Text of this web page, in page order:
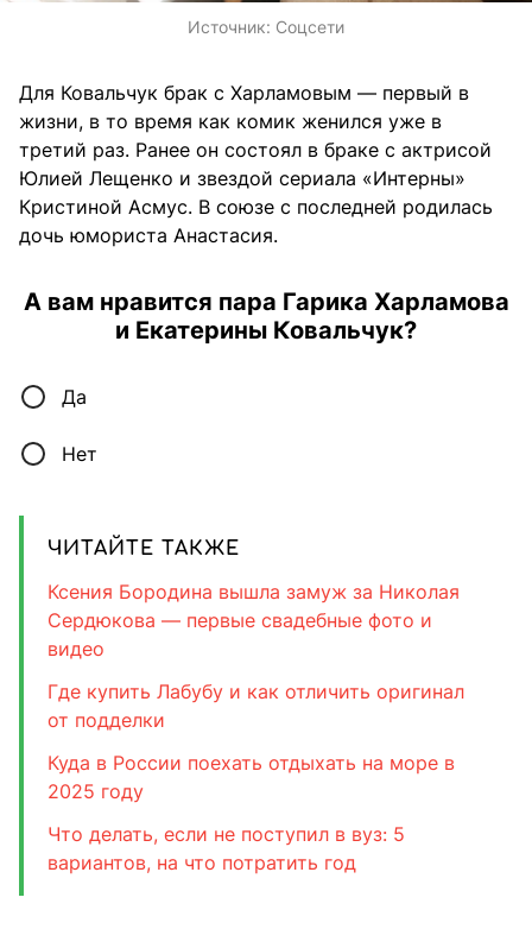
Источник: Соцсети
Для Ковальчук брак с Харламовым — первый в
жизни, в то время как комик женился уже в
третий раз. Ранее он состоял в браке с актрисой
Юлией Лещенко и звездой сериала «Интерны»
Кристиной Асмус. В союзе с последней родилась
дочь юмориста Анастасия.
А вам нравится пара Гарика Харламова
и Екатерины Ковальчук?
Да
Нет
ЧИТАЙТЕ ТАКЖЕ
Ксения Бородина вышла замуж за Николая
Сердюкова — первые свадебные фото и
видео
Где купить Лабубу и как отличить оригинал
от подделки
Куда в России поехать отдыхать на море в
2025 году
Что делать, если не поступил в вуз: 5
вариантов, на что потратить год